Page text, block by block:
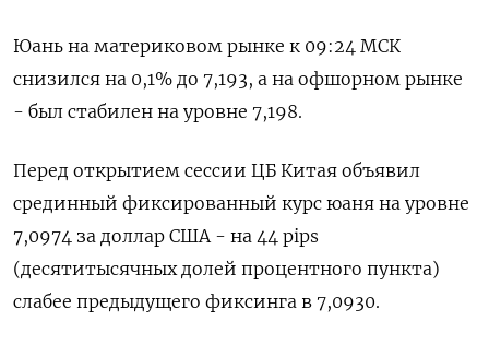
Юань на материковом рынке к 09:24 МСК
снизился на 0,1% до​ 7,193​, а на офшорном рынке
- был стабилен на уровне 7,198.
Перед открытием сессии ЦБ Китая объявил
срединный фиксированный курс юаня на уровне
7,0974 за доллар США - на 44 pips
(десятитысячных долей процентного пункта)
слабее предыдущего фиксинга в 7,0930.